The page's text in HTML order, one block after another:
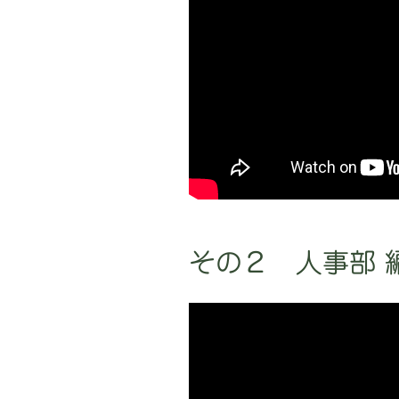
その２ 人事部